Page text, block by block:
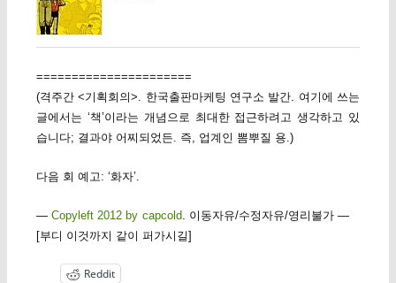
======================
(격주간 <기획회의>. 한국출판마케팅 연구소 발간. 여기에 쓰는
글에서는 ‘책’이라는 개념으로 최대한 접근하려고 생각하고 있
습니다; 결과야 어찌되었든. 즉, 업계인 뽐뿌질 용.)
다음 회 예고: ‘화자’.
— Copyleft 2012 by capcold. 이동자유/수정자유/영리불가 —
[부디 이것까지 같이 퍼가시길]
Reddit